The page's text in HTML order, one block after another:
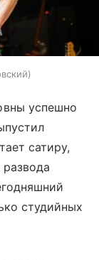
успешно
сатиру,
студийных